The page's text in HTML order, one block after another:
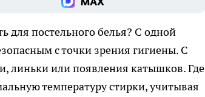
для постельного белья? С одной
с точки зрения гигиены. С
линьки или появления катышков. Где
температуру стирки, учитывая